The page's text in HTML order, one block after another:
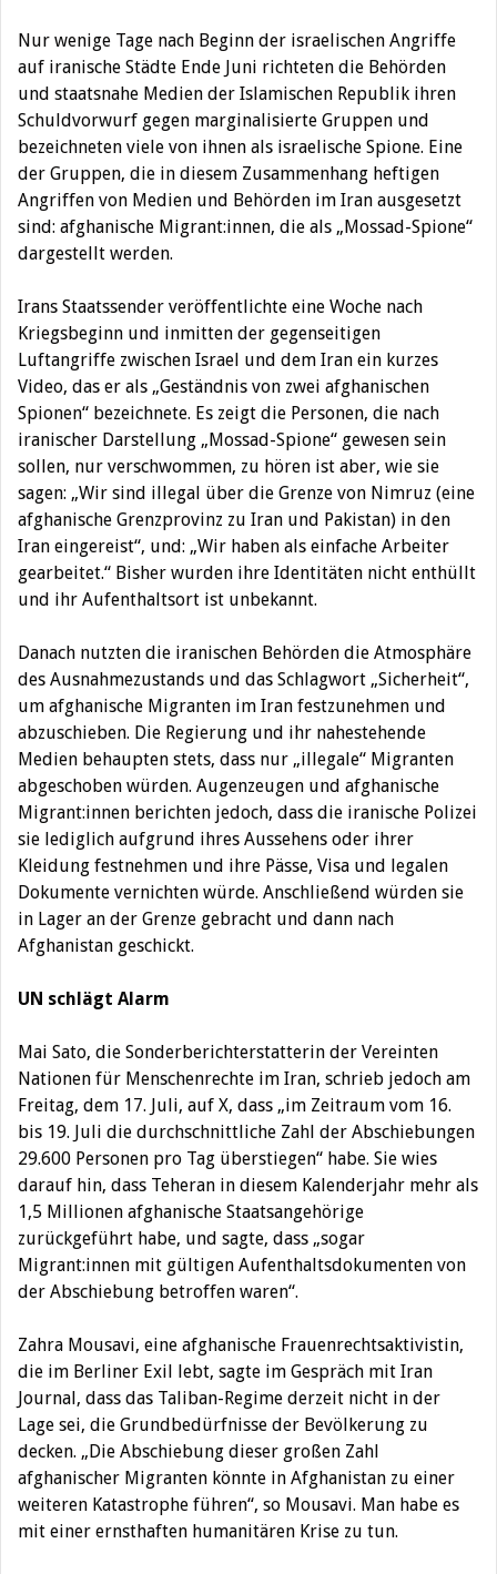
Nur wenige Tage nach Beginn der israelischen Angriffe
auf iranische Städte Ende Juni richteten die Behörden
und staatsnahe Medien der Islamischen Republik ihren
Schuldvorwurf gegen marginalisierte Gruppen und
bezeichneten viele von ihnen als israelische Spione. Eine
der Gruppen, die in diesem Zusammenhang heftigen
Angriffen von Medien und Behörden im Iran ausgesetzt
sind: afghanische Migrant:innen, die als „Mossad-Spione“
dargestellt werden.
Irans Staatssender veröffentlichte eine Woche nach
Kriegsbeginn und inmitten der gegenseitigen
Luftangriffe zwischen Israel und dem Iran ein kurzes
Video, das er als „Geständnis von zwei afghanischen
Spionen“ bezeichnete. Es zeigt die Personen, die nach
iranischer Darstellung „Mossad-Spione“ gewesen sein
sollen, nur verschwommen, zu hören ist aber, wie sie
sagen: „Wir sind illegal über die Grenze von Nimruz (eine
afghanische Grenzprovinz zu Iran und Pakistan) in den
Iran eingereist“, und: „Wir haben als einfache Arbeiter
gearbeitet.“ Bisher wurden ihre Identitäten nicht enthüllt
und ihr Aufenthaltsort ist unbekannt.
Danach nutzten die iranischen Behörden die Atmosphäre
des Ausnahmezustands und das Schlagwort „Sicherheit“,
um afghanische Migranten im Iran festzunehmen und
abzuschieben. Die Regierung und ihr nahestehende
Medien behaupten stets, dass nur „illegale“ Migranten
abgeschoben würden. Augenzeugen und afghanische
Migrant:innen berichten jedoch, dass die iranische Polizei
sie lediglich aufgrund ihres Aussehens oder ihrer
Kleidung festnehmen und ihre Pässe, Visa und legalen
Dokumente vernichten würde. Anschließend würden sie
in Lager an der Grenze gebracht und dann nach
Afghanistan geschickt.
UN schlägt Alarm
Mai Sato, die Sonderberichterstatterin der Vereinten
Nationen für Menschenrechte im Iran, schrieb jedoch am
Freitag, dem 17. Juli, auf X, dass „im Zeitraum vom 16.
bis 19. Juli die durchschnittliche Zahl der Abschiebungen
29.600 Personen pro Tag überstiegen“ habe. Sie wies
darauf hin, dass Teheran in diesem Kalenderjahr mehr als
1,5 Millionen afghanische Staatsangehörige
zurückgeführt habe, und sagte, dass „sogar
Migrant:innen mit gültigen Aufenthaltsdokumenten von
der Abschiebung betroffen waren“.
Zahra Mousavi, eine afghanische Frauenrechtsaktivistin,
die im Berliner Exil lebt, sagte im Gespräch mit Iran
Journal, dass das Taliban-Regime derzeit nicht in der
Lage sei, die Grundbedürfnisse der Bevölkerung zu
decken. „Die Abschiebung dieser großen Zahl
afghanischer Migranten könnte in Afghanistan zu einer
weiteren Katastrophe führen“, so Mousavi. Man habe es
mit einer ernsthaften humanitären Krise zu tun.